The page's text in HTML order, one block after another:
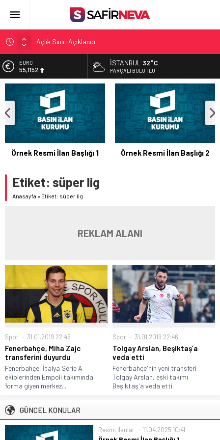
Açlık Sınırı Açıklandı
Öğretmenlere Kötü Haber
FETÖ’nün kritik ismi tutuklandı
Son dakika… İstanbul’da trafik felç
Yunanistan Başbakanı Çipras Türkiye’ye gelecek
EURO
55,1152
ALTIN
6.529,72
BİST
13.703,13
DOLAR
47,5844
İSTANBUL 32°C
PARÇALI BULUTLU
Örnek Resmi İlan Başlığı 1 Örnek Resmi İlan Başlığı 2
Etiket: süper lig
Anasayfa » Etiket: süper lig
REKLAM ALANI
Spor 31.01.2019 22:46
Fenerbahçe, Miha Zajc
transferini duyurdu
Fenerbahçe, İtalya Serie A
ekiplerinden Empoli takımında
forma giyen merkez...
Spor 31.01.2019 22:46
Tolgay Arslan, Beşiktaş’a
veda etti
Fenerbahçe'nin yeni transferi
Tolgay Arslan, eski takımı
Beşiktaş'a veda etti.
GÜNCEL KONULAR
Resmi İlanlar 11.04.2025 10:41